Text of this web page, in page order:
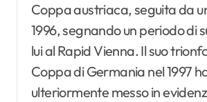
Coppa austriaca, seguita da
1996, segnando un periodo di
lui al Rapid Vienna. Il suo
Coppa di Germania nel 1997
ulteriormente messo in